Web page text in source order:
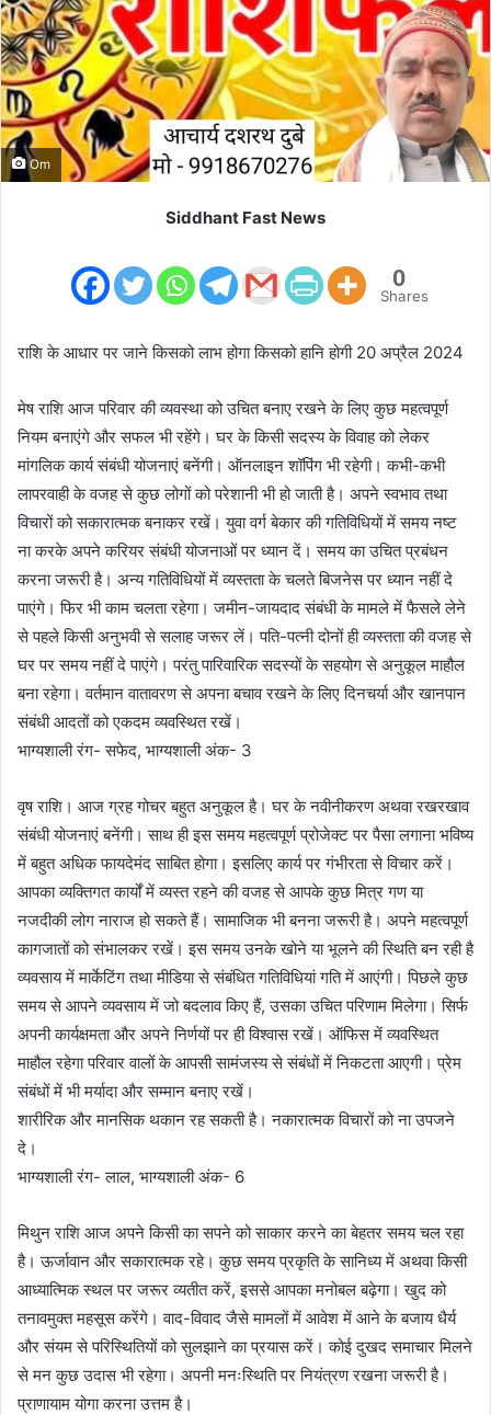
a
i
l
Om
Siddhant Fast News
0
Shares
राशि के आधार पर जाने किसको लाभ होगा किसको हानि होगी 20 अप्रैल 2024
मेष राशि आज परिवार की व्यवस्था को उचित बनाए रखने के लिए कुछ महत्वपूर्ण
नियम बनाएंगे और सफल भी रहेंगे। घर के किसी सदस्य के विवाह को लेकर
मांगलिक कार्य संबंधी योजनाएं बनेंगी। ऑनलाइन शॉपिंग भी रहेगी। कभी-कभी
लापरवाही के वजह से कुछ लोगों को परेशानी भी हो जाती है। अपने स्वभाव तथा
विचारों को सकारात्मक बनाकर रखें। युवा वर्ग बेकार की गतिविधियों में समय नष्ट
ना करके अपने करियर संबंधी योजनाओं पर ध्यान दें। समय का उचित प्रबंधन
करना जरूरी है। अन्य गतिविधियों में व्यस्तता के चलते बिजनेस पर ध्यान नहीं दे
पाएंगे। फिर भी काम चलता रहेगा। जमीन-जायदाद संबंधी के मामले में फैसले लेने
से पहले किसी अनुभवी से सलाह जरूर लें। पति-पत्नी दोनों ही व्यस्तता की वजह से
घर पर समय नहीं दे पाएंगे। परंतु पारिवारिक सदस्यों के सहयोग से अनुकूल माहौल
बना रहेगा। वर्तमान वातावरण से अपना बचाव रखने के लिए दिनचर्या और खानपान
संबंधी आदतों को एकदम व्यवस्थित रखें।
भाग्यशाली रंग- सफेद, भाग्यशाली अंक- 3
वृष राशि। आज ग्रह गोचर बहुत अनुकूल है। घर के नवीनीकरण अथवा रखरखाव
संबंधी योजनाएं बनेंगी। साथ ही इस समय महत्वपूर्ण प्रोजेक्ट पर पैसा लगाना भविष्य
में बहुत अधिक फायदेमंद साबित होगा। इसलिए कार्य पर गंभीरता से विचार करें।
आपका व्यक्तिगत कार्यों में व्यस्त रहने की वजह से आपके कुछ मित्र गण या
नजदीकी लोग नाराज हो सकते हैं। सामाजिक भी बनना जरूरी है। अपने महत्वपूर्ण
कागजातों को संभालकर रखें। इस समय उनके खोने या भूलने की स्थिति बन रही है
व्यवसाय में मार्केटिंग तथा मीडिया से संबंधित गतिविधियां गति में आएंगी। पिछले कुछ
समय से आपने व्यवसाय में जो बदलाव किए हैं, उसका उचित परिणाम मिलेगा। सिर्फ
अपनी कार्यक्षमता और अपने निर्णयों पर ही विश्वास रखें। ऑफिस में व्यवस्थित
माहौल रहेगा परिवार वालों के आपसी सामंजस्य से संबंधों में निकटता आएगी। प्रेम
संबंधों में भी मर्यादा और सम्मान बनाए रखें।
शारीरिक और मानसिक थकान रह सकती है। नकारात्मक विचारों को ना उपजने
दे।
भाग्यशाली रंग- लाल, भाग्यशाली अंक- 6
मिथुन राशि आज अपने किसी का सपने को साकार करने का बेहतर समय चल रहा
है। ऊर्जावान और सकारात्मक रहे। कुछ समय प्रकृति के सानिध्य में अथवा किसी
आध्यात्मिक स्थल पर जरूर व्यतीत करें, इससे आपका मनोबल बढ़ेगा। खुद को
तनावमुक्त महसूस करेंगे। वाद-विवाद जैसे मामलों में आवेश में आने के बजाय धैर्य
और संयम से परिस्थितियों को सुलझाने का प्रयास करें। कोई दुखद समाचार मिलने
से मन कुछ उदास भी रहेगा। अपनी मनःस्थिति पर नियंत्रण रखना जरूरी है।
प्राणायाम योगा करना उत्तम है।